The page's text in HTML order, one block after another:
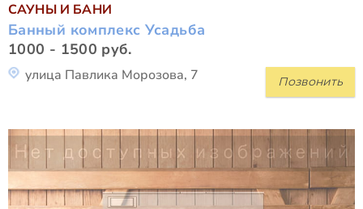
САУНЫ И БАНИ
Банный комплекс Усадьба
1000 - 1500 руб.
Позвонить
улица Павлика Морозова, 7